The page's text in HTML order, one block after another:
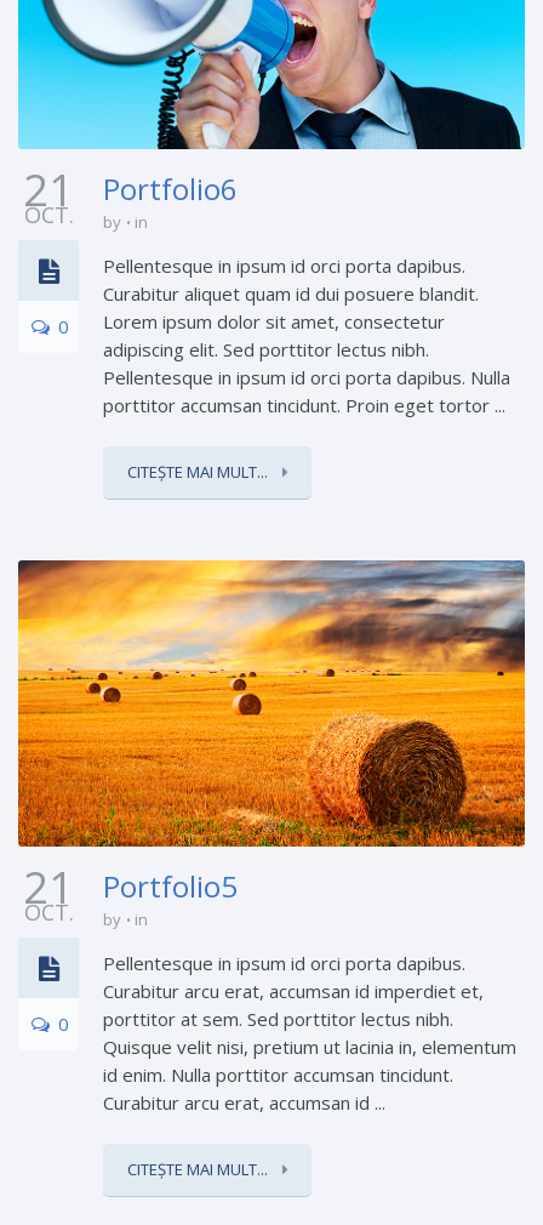
21
OCT.
0
Portfolio6
by in
Pellentesque in ipsum id orci porta dapibus.
Curabitur aliquet quam id dui posuere blandit.
Lorem ipsum dolor sit amet, consectetur
adipiscing elit. Sed porttitor lectus nibh.
Pellentesque in ipsum id orci porta dapibus. Nulla
porttitor accumsan tincidunt. Proin eget tortor ...
CITEȘTE MAI MULT...
21
OCT.
0
Portfolio5
by in
Pellentesque in ipsum id orci porta dapibus.
Curabitur arcu erat, accumsan id imperdiet et,
porttitor at sem. Sed porttitor lectus nibh.
Quisque velit nisi, pretium ut lacinia in, elementum
id enim. Nulla porttitor accumsan tincidunt.
Curabitur arcu erat, accumsan id ...
CITEȘTE MAI MULT...